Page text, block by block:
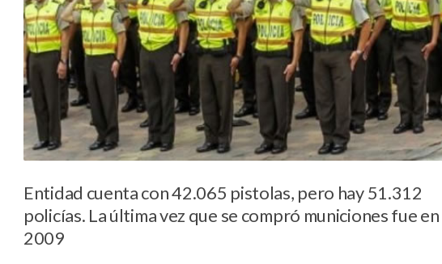
Entidad cuenta con 42.065 pistolas, pero hay 51.312
policías. La última vez que se compró municiones fue en
2009